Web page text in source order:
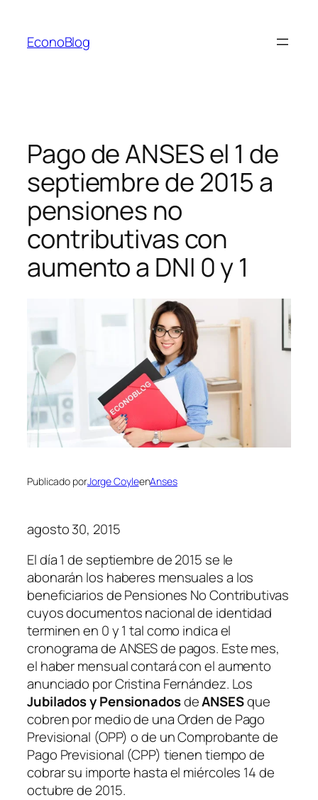
contenido
EconoBlog
Pago de ANSES el 1 de
septiembre de 2015 a
pensiones no
contributivas con
aumento a DNI 0 y 1
Publicado porJorge CoyleenAnses
agosto 30, 2015
El día 1 de septiembre de 2015 se le
abonarán los haberes mensuales a los
beneficiarios de Pensiones No Contributivas
cuyos documentos nacional de identidad
terminen en 0 y 1 tal como indica el
cronograma de ANSES de pagos. Este mes,
el haber mensual contará con el aumento
anunciado por Cristina Fernández. Los
Jubilados y PensionadosdeANSESque
cobren por medio de una Orden de Pago
Previsional (OPP) o de un Comprobante de
Pago Previsional (CPP) tienen tiempo de
cobrar su importe hasta el miércoles 14 de
octubre de 2015.